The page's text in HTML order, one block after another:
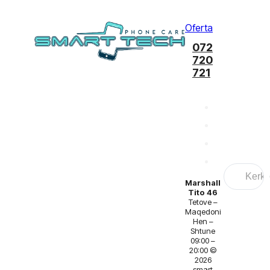
Oferta
072
720
721
Marshall
Tito 46
Tetove –
Maqedoni
Hen –
Shtune
09:00 –
20:00 ©
2026
Search
...